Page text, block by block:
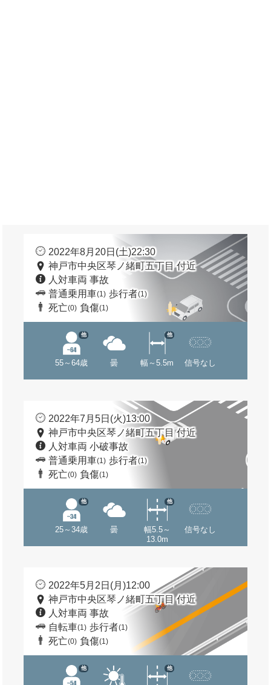
2022年8月20日(土)22:30
神戸市中央区琴ノ緒町五丁目 付近
人対車両 事故
普通乗用車(1) 歩行者(1)
死亡(0) 負傷(1)
55～64歳
他
曇 幅～5.5m
他
信号なし
2022年7月5日(火)13:00
神戸市中央区琴ノ緒町五丁目 付近
人対車両 小破事故
普通乗用車(1) 歩行者(1)
死亡(0) 負傷(1)
25～34歳
他
曇
幅5.5～
13.0m
他
信号なし
2022年5月2日(月)12:00
神戸市中央区琴ノ緒町五丁目 付近
人対車両 事故
自転車(1) 歩行者(1)
死亡(0) 負傷(1)
他 他